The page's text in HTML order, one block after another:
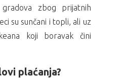
zbog prijatnih
su sunčani i topli, ali uz
koji boravak čini
plaćanja?